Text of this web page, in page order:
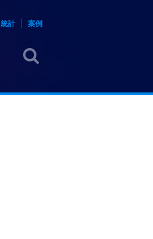
統計 案例